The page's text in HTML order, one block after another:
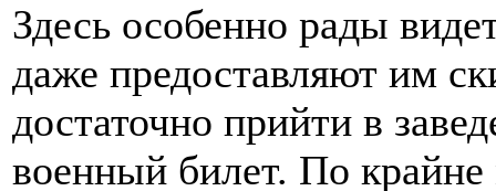
Здесь особенно рады
даже предоставляют им
достаточно прийти в
военный билет. По крайне